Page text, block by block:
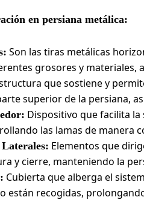
en persiana metálica:
Son las tiras metálicas
grosores y materiales,
que sostiene y
superior de la persiana,
Dispositivo que facilita
las lamas de manera
Elementos que
y cierre, manteniendo la
Cubierta que alberga el
están recogidas,